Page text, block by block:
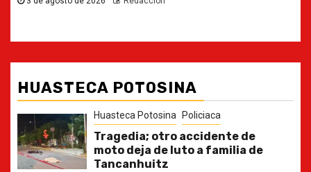
HUASTECA POTOSINA
Huasteca Potosina Policiaca
Tragedia; otro accidente de
moto deja de luto a familia de
Tancanhuitz